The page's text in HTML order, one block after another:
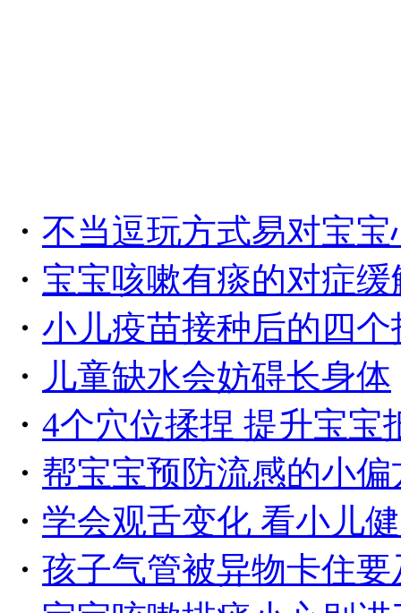
・ 不当逗玩方式易对宝
・ 宝宝咳嗽有痰的对症缓
・ 小儿疫苗接种后的四
・ 儿童缺水会妨碍长身体
・ 4个穴位揉捏 提升宝宝
・ 帮宝宝预防流感的小偏
・ 学会观舌变化 看小儿
・ 孩子气管被异物卡住